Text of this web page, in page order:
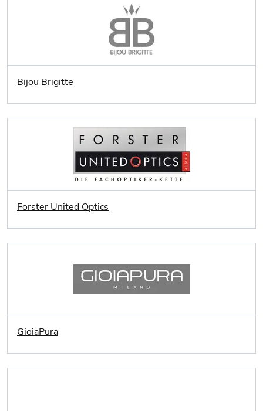
Bijou Brigitte
Forster United Optics
GioiaPura